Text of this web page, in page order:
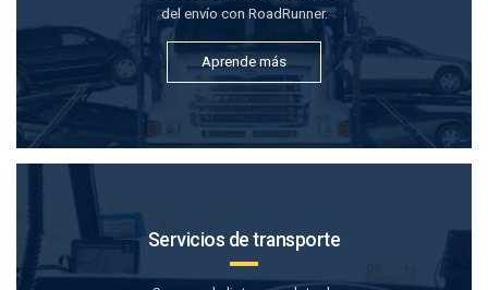
del envío con RoadRunner.
Aprende más
Servicios de transporte